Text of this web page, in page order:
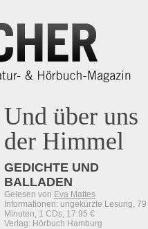
Und über uns
der Himmel
GEDICHTE UND
BALLADEN
Gelesen von Eva Mattes
Informationen: ungekürzte Lesung, 79
Minuten, 1 CDs, 17.95 €
Verlag: Hörbuch Hamburg